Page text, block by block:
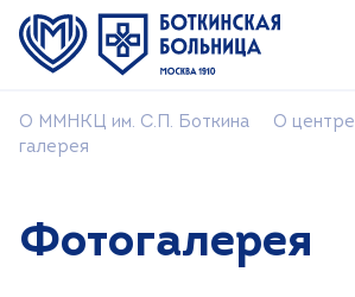
О ММНКЦ им. С.П. Боткина О центре
галерея
Фотогалерея